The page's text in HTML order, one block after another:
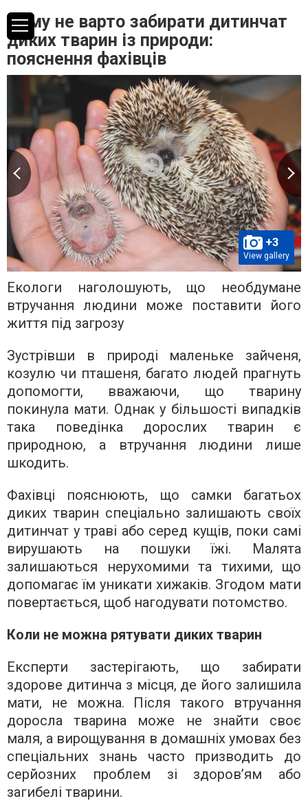
Чому не варто забирати дитинчат
диких тварин із природи:
пояснення фахівців
+3
View gallery
Екологи наголошують, що необдумане
втручання людини може поставити його
життя під загрозу
Зустрівши в природі маленьке зайченя,
козулю чи пташеня, багато людей прагнуть
допомогти, вважаючи, що тварину
покинула мати. Однак у більшості випадків
така поведінка дорослих тварин є
природною, а втручання людини лише
шкодить.
Фахівці пояснюють, що самки багатьох
диких тварин спеціально залишають своїх
дитинчат у траві або серед кущів, поки самі
вирушають на пошуки їжі. Малята
залишаються нерухомими та тихими, що
допомагає їм уникати хижаків. Згодом мати
повертається, щоб нагодувати потомство.
Коли не можна рятувати диких тварин
Експерти застерігають, що забирати
здорове дитинча з місця, де його залишила
мати, не можна. Після такого втручання
доросла тварина може не знайти своє
маля, а вирощування в домашніх умовах без
спеціальних знань часто призводить до
серйозних проблем зі здоров’ям або
загибелі тварини.